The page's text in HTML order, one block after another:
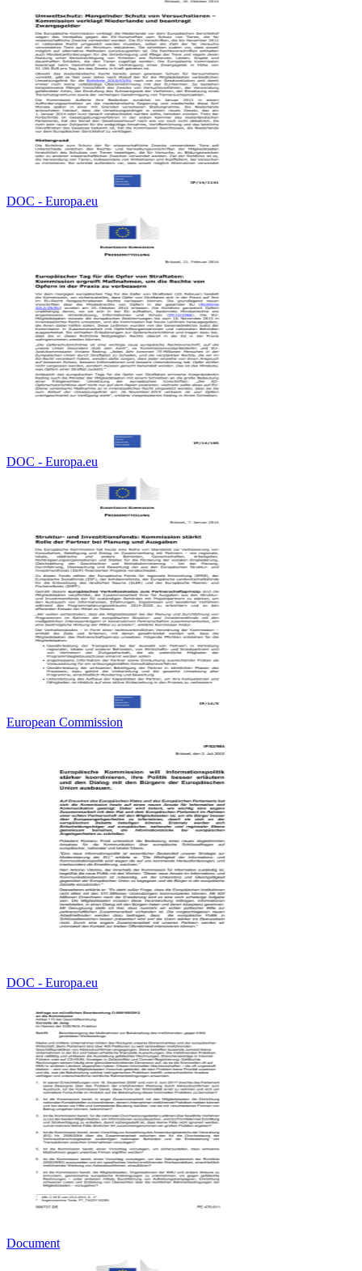
DOC - Europa.eu
DOC - Europa.eu
European Commission
DOC - Europa.eu
Document